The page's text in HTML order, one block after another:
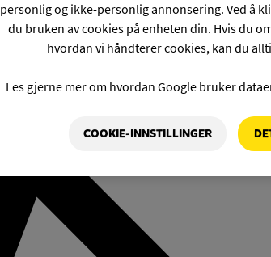
personlig og ikke-personlig annonsering. Ved å
du bruken av cookies på enheten din. Hvis du
hvordan vi håndterer cookies, kan du
Les gjerne mer om hvordan Google bruker
COOKIE-INNSTILLINGER